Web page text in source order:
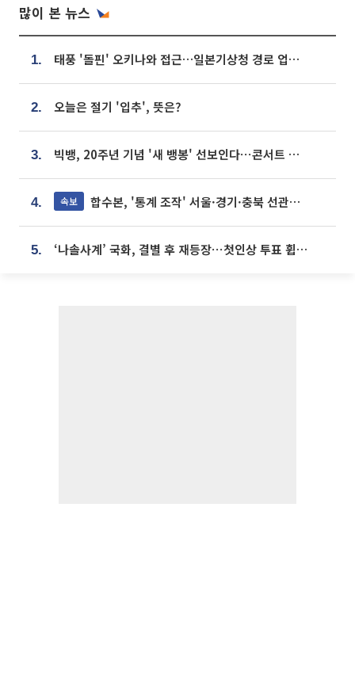
많이 본 뉴스
1. 태풍 '돌핀' 오키나와 접근…일본기상청 경로 업데이트
2. 오늘은 절기 '입추', 뜻은?
3. 빅뱅, 20주년 기념 '새 뱅봉' 선보인다⋯콘서트 앞두고 팝업 개최
4. 속보 합수본, '통계 조작' 서울·경기·충북 선관위 등 추가 압수수색
5. ‘나솔사계’ 국화, 결별 후 재등장⋯첫인상 투표 휩쓸고 ‘인기녀’ 등극